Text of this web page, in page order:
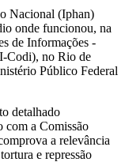
Nacional (Iphan)
onde funcionou, na
de Informações -
Codi), no Rio de
Público Federal
detalhado
com a Comissão
a relevância
e repressão